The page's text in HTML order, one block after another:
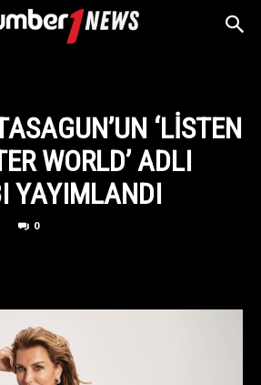
‘LISTEN
WORLD’ ADLI
YAYIMLANDI
0